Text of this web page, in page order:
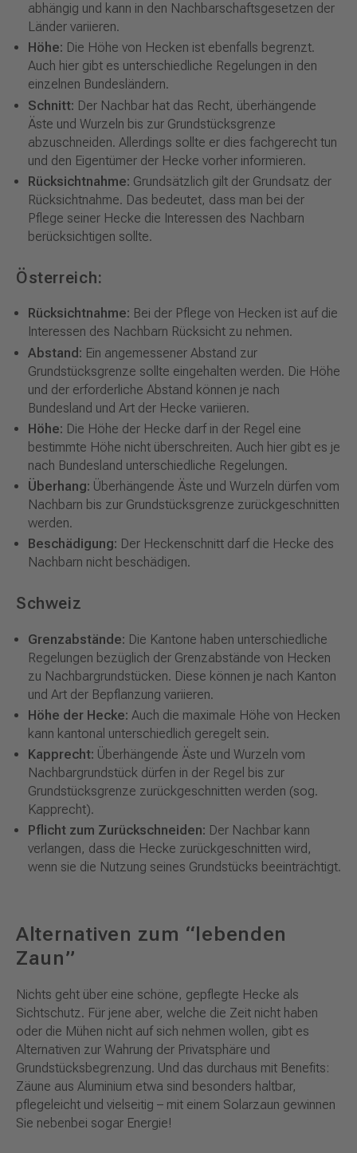
abhängig und kann in den Nachbarschaftsgesetzen der
Länder variieren.
Höhe: Die Höhe von Hecken ist ebenfalls begrenzt.
Auch hier gibt es unterschiedliche Regelungen in den
einzelnen Bundesländern.
Schnitt: Der Nachbar hat das Recht, überhängende
Äste und Wurzeln bis zur Grundstücksgrenze
abzuschneiden. Allerdings sollte er dies fachgerecht tun
und den Eigentümer der Hecke vorher informieren.
Rücksichtnahme: Grundsätzlich gilt der Grundsatz der
Rücksichtnahme. Das bedeutet, dass man bei der
Pflege seiner Hecke die Interessen des Nachbarn
berücksichtigen sollte.
Österreich:
Rücksichtnahme: Bei der Pflege von Hecken ist auf die
Interessen des Nachbarn Rücksicht zu nehmen.
Abstand: Ein angemessener Abstand zur
Grundstücksgrenze sollte eingehalten werden. Die Höhe
und der erforderliche Abstand können je nach
Bundesland und Art der Hecke variieren.
Höhe: Die Höhe der Hecke darf in der Regel eine
bestimmte Höhe nicht überschreiten. Auch hier gibt es je
nach Bundesland unterschiedliche Regelungen.
Überhang: Überhängende Äste und Wurzeln dürfen vom
Nachbarn bis zur Grundstücksgrenze zurückgeschnitten
werden.
Beschädigung: Der Heckenschnitt darf die Hecke des
Nachbarn nicht beschädigen.
Schweiz
Grenzabstände: Die Kantone haben unterschiedliche
Regelungen bezüglich der Grenzabstände von Hecken
zu Nachbargrundstücken. Diese können je nach Kanton
und Art der Bepflanzung variieren.
Höhe der Hecke: Auch die maximale Höhe von Hecken
kann kantonal unterschiedlich geregelt sein.
Kapprecht: Überhängende Äste und Wurzeln vom
Nachbargrundstück dürfen in der Regel bis zur
Grundstücksgrenze zurückgeschnitten werden (sog.
Kapprecht).
Pflicht zum Zurückschneiden: Der Nachbar kann
verlangen, dass die Hecke zurückgeschnitten wird,
wenn sie die Nutzung seines Grundstücks beeinträchtigt.
Alternativen zum “lebenden
Zaun”
Nichts geht über eine schöne, gepflegte Hecke als
Sichtschutz. Für jene aber, welche die Zeit nicht haben
oder die Mühen nicht auf sich nehmen wollen, gibt es
Alternativen zur Wahrung der Privatsphäre und
Grundstücksbegrenzung. Und das durchaus mit Benefits:
Zäune aus Aluminium etwa sind besonders haltbar,
pflegeleicht und vielseitig – mit einem Solarzaun gewinnen
Sie nebenbei sogar Energie!